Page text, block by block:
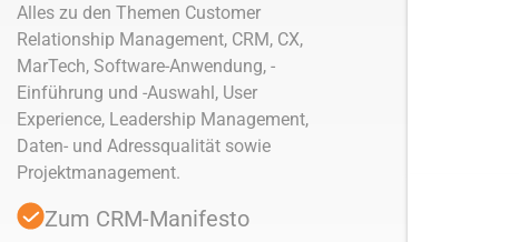
Alles zu den Themen Customer
Relationship Management, CRM, CX,
MarTech, Software-Anwendung, -
Einführung und -Auswahl, User
Experience, Leadership Management,
Daten- und Adressqualität sowie
Projektmanagement.
Zum CRM-Manifesto